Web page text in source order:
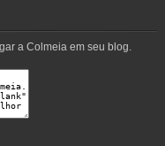
a Colmeia em seu blog.